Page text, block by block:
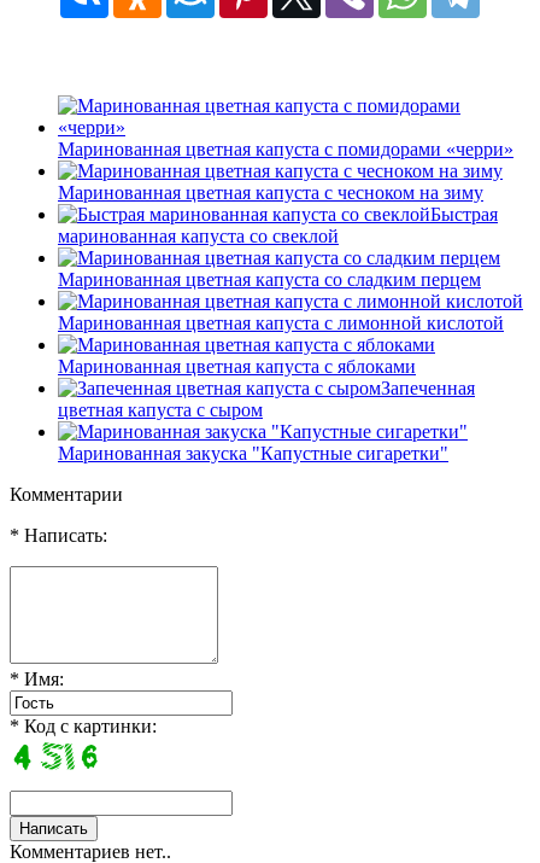
Маринованная цветная капуста с помидорами «черри»
Маринованная цветная капуста с чесноком на зиму
Быстрая
маринованная капуста со свеклой
Маринованная цветная капуста со сладким перцем
Маринованная цветная капуста с лимонной кислотой
Маринованная цветная капуста с яблоками
Запеченная
цветная капуста с сыром
Маринованная закуска "Капустные сигаретки"
Комментарии
* Написать:
* Имя:
* Код с картинки:
Комментариев нет..